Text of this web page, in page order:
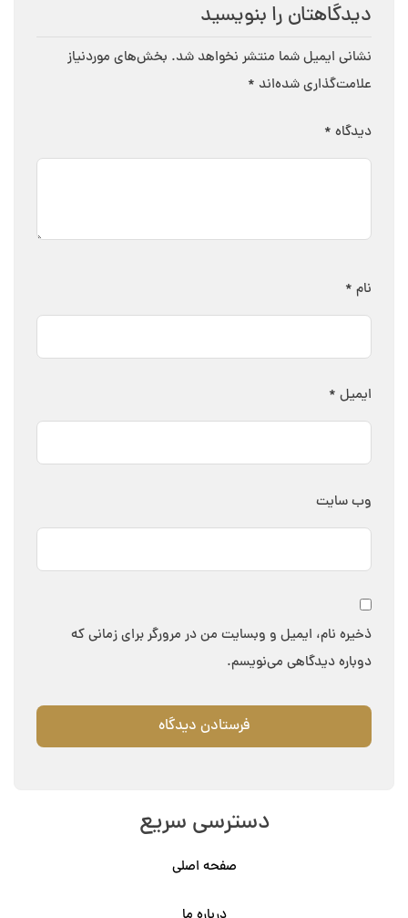
دیدگاهتان را بنویسید
نشانی ایمیل شما منتشر نخواهد شد. بخش‌های موردنیاز
علامت‌گذاری شده‌اند *
دیدگاه *
نام *
ایمیل *
وب‌ سایت
ذخیره نام، ایمیل و وبسایت من در مرورگر برای زمانی که
دوباره دیدگاهی می‌نویسم.
دسترسی سریع
صفحه اصلی